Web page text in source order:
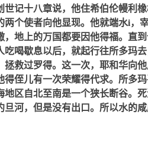
记十八章说，他住希伯伦幔利
个使者向他显现。他就端水i，
地上的万国都要因他得福。直
喝歇息以后，就起行往所多玛
救过罗得。这一次，耶和华向
侄儿有一次荣耀得代求。所多
区自北至南是一个狭长断谷。
河，但是没有出口。所以水的